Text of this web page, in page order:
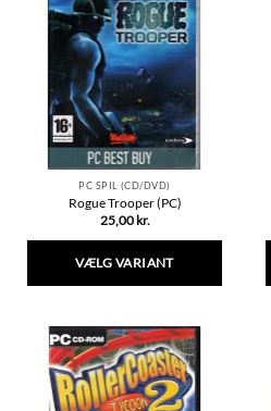
varianter.
Mulighederne
kan
vælges
på
varesiden
PC SPIL (CD/DVD)
Rogue Trooper (PC)
25,00 kr.
VÆLG VARIANT
har
flere
varianter.
Mulighederne